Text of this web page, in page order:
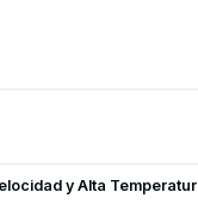
y Alta